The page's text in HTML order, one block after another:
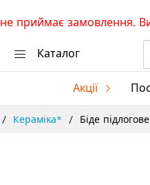
приймає замовлення.
Каталог
Акції
Кераміка* Біде